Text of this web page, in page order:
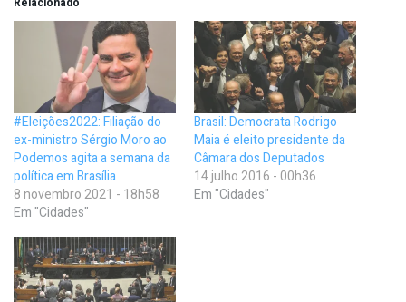
#Eleições2022: Filiação do
ex-ministro Sérgio Moro ao
Podemos agita a semana da
política em Brasília
8 novembro 2021 - 18h58
Em "Cidades"
Brasil: Democrata Rodrigo
Maia é eleito presidente da
Câmara dos Deputados
14 julho 2016 - 00h36
Em "Cidades"